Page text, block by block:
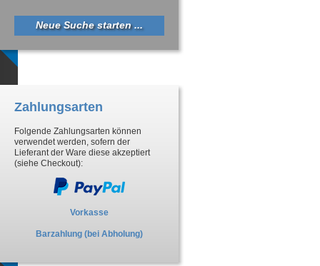
Neue Suche starten ...
Zahlungsarten
Folgende Zahlungsarten können
verwendet werden, sofern der
Lieferant der Ware diese akzeptiert
(siehe Checkout):
Vorkasse
Barzahlung (bei Abholung)